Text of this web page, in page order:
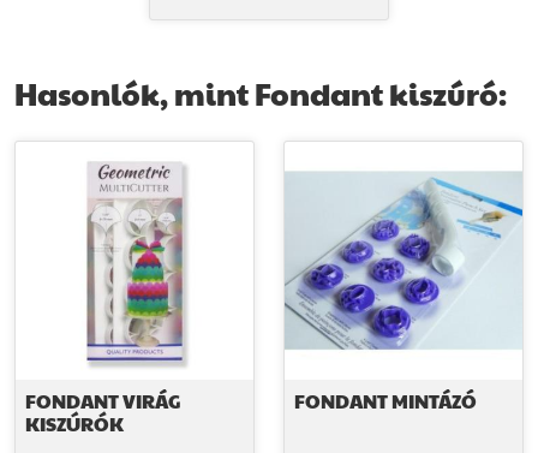
Hasonlók, mint Fondant kiszúró:
FONDANT VIRÁG
KISZÚRÓK
FONDANT MINTÁZÓ